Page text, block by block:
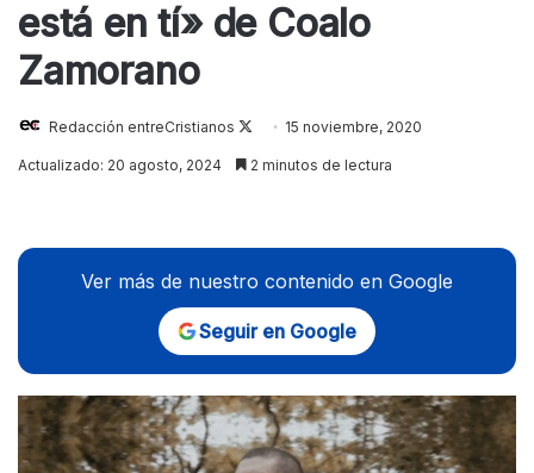
está en tí» de Coalo
Zamorano
Redacción entreCristianos
Follow15 noviembre, 2020
Actualizado: 20 agosto, 2024 2 minutos de lectura
Ver más de nuestro contenido en Google
Seguir en Google